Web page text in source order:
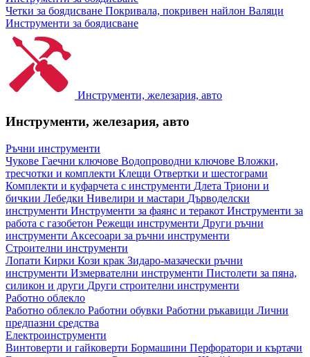
Четки за боядисване Покривала, покривен найлон Валяци
Инструменти за боядисване
Инструменти, железария, авто
Инструменти, железария, авто
Ръчни инструменти
Чукове Гаечни ключове Водопроводни ключове Вложки,
тресчотки и комплекти Клещи Отвертки и шестограми
Комплекти и куфарчета с инструменти Длета Триони и
бичкии Лебедки Нивелири и мастари Дърводелски
инструменти Инструменти за фаянс и теракот Инструменти за
работа с газобетон Режещи инструменти Други ръчни
инструменти Аксесоари за ръчни инструменти
Строителни инструменти
Лопати Кирки Кози крак Зидаро-мазачески ръчни
инструменти Измервателни инструменти Пистолети за пяна,
силикон и други Други строителни инструменти
Работно облекло
Работно облекло Работни обувки Работни ръкавици Лични
предпазни средства
Електроинструменти
Винтоверти и гайковерти Бормашини Перфоратори и къртачи